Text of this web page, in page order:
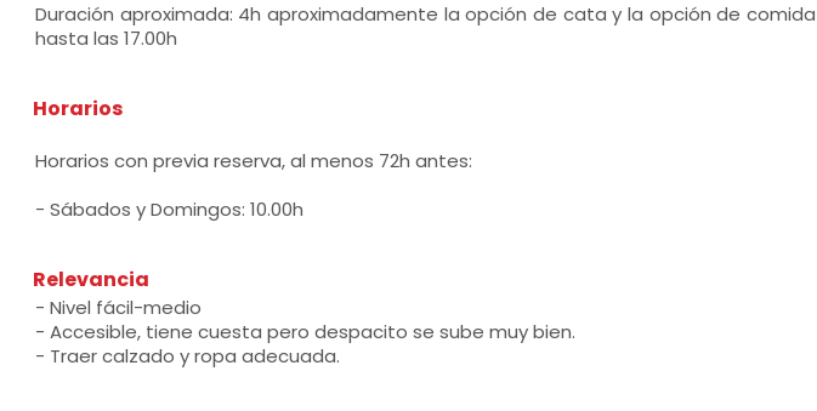
Duración aproximada: 4h aproximadamente la opción de cata y la opción de comida
hasta las 17.00h
Horarios
Horarios con previa reserva, al menos 72h antes:
- Sábados y Domingos: 10.00h
Relevancia
- Nivel fácil-medio
- Accesible, tiene cuesta pero despacito se sube muy bien.
- Traer calzado y ropa adecuada.